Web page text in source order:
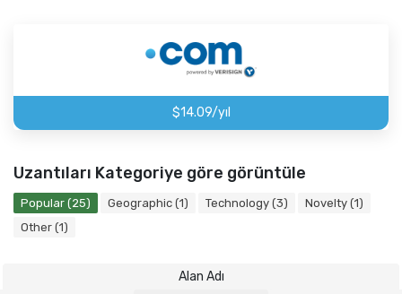
$14.09/yıl
Uzantıları Kategoriye göre görüntüle
Popular (25) Geographic (1) Technology (3)
Novelty (1)
Other (1)
Alan Adı